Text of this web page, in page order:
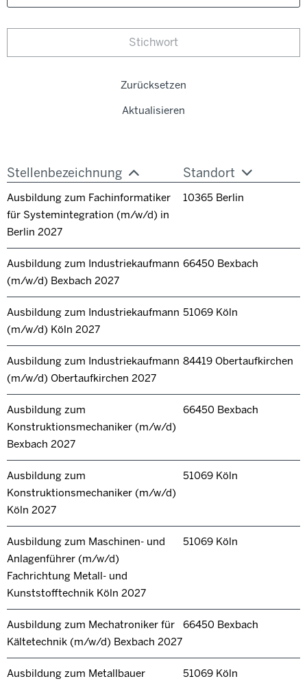
Zurücksetzen
Aktualisieren
Stellenbezeichnung Standort
Ausbildung zum Fachinformatiker
für Systemintegration (m/w/d) in
Berlin 2027
10365 Berlin
Ausbildung zum Industriekaufmann
(m/w/d) Bexbach 2027
66450 Bexbach
Ausbildung zum Industriekaufmann
(m/w/d) Köln 2027
51069 Köln
Ausbildung zum Industriekaufmann
(m/w/d) Obertaufkirchen 2027
84419 Obertaufkirchen
Ausbildung zum
Konstruktionsmechaniker (m/w/d)
Bexbach 2027
66450 Bexbach
Ausbildung zum
Konstruktionsmechaniker (m/w/d)
Köln 2027
51069 Köln
Ausbildung zum Maschinen- und
Anlagenführer (m/w/d)
Fachrichtung Metall- und
Kunststofftechnik Köln 2027
51069 Köln
Ausbildung zum Mechatroniker für
Kältetechnik (m/w/d) Bexbach 2027
66450 Bexbach
Ausbildung zum Metallbauer
51069 Köln